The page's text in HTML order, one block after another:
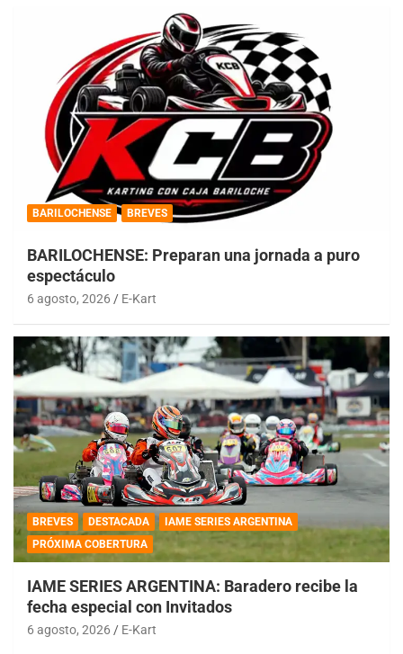
BARILOCHENSE BREVES
BARILOCHENSE: Preparan una jornada a puro
espectáculo
6 agosto, 2026 E-Kart
BREVES DESTACADA
IAME SERIES ARGENTINA
PRÓXIMA COBERTURA
IAME SERIES ARGENTINA: Baradero recibe la
fecha especial con Invitados
6 agosto, 2026 E-Kart